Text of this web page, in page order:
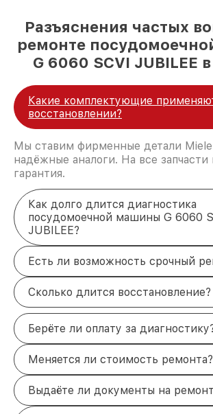
Разъяснения частых
ремонте
G 6060 SCVI JUBILEE
Какие комплектующие
восстановлении?
Мы ставим фирменные детали
надёжные аналоги. На все запчасти
гарантия.
Как долго длится диагностика
посудомоечной машины G 6060
JUBILEE?
Есть ли возможность срочный
Сколько длится восстановление?
Берёте ли оплату за
Меняется ли стоимость ремонта?
Выдаёте ли документы на